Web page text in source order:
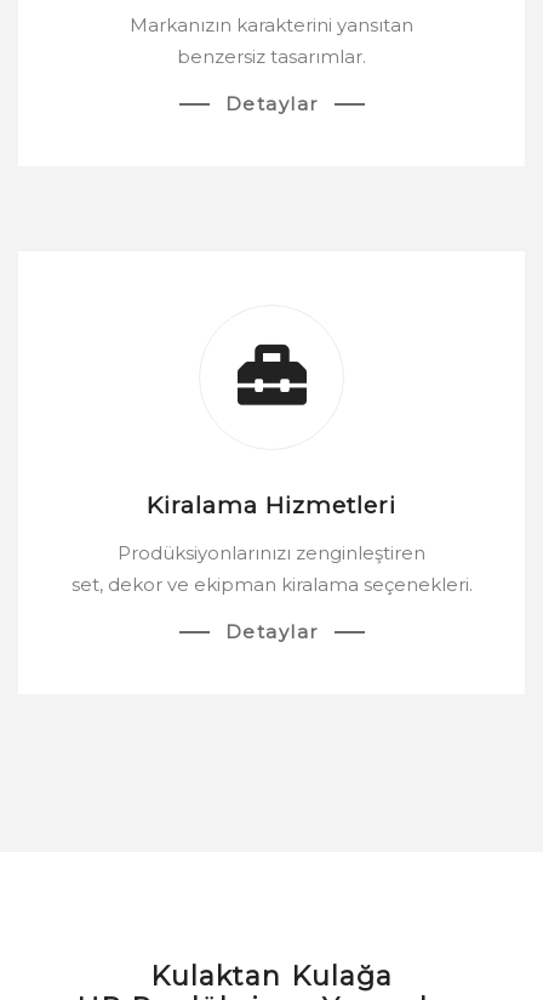
Markanızın karakterini yansıtan
benzersiz tasarımlar.
Detaylar
Kiralama Hizmetleri
Prodüksiyonlarınızı zenginleştiren
set, dekor ve ekipman kiralama seçenekleri.
Detaylar
Kulaktan Kulağa